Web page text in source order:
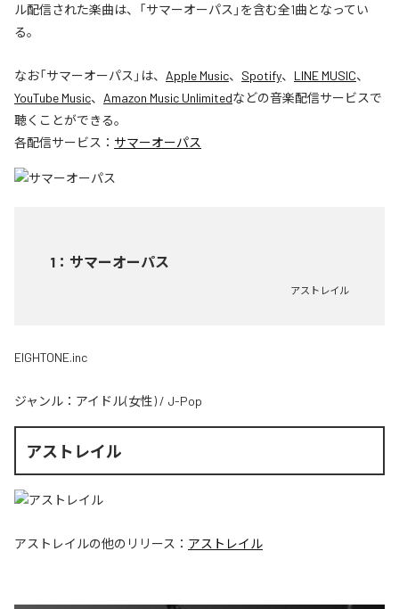
ル配信された楽曲は、「サマーオーパス」を含む全1曲となってい
る。
なお「サマーオーパス 」は、 Apple Music、 Spotify、 LINE MUSIC、
YouTube Music、 Amazon Music Unlimitedなどの音楽配信サービスで
聴くことができる。
各配信サービス： サマーオーパス
1 ： サマーオーパス
アストレイル
EIGHTONE.inc
ジャンル： アイドル(女性) / J-Pop
アストレイル
アストレイルの他のリリース： アストレイル